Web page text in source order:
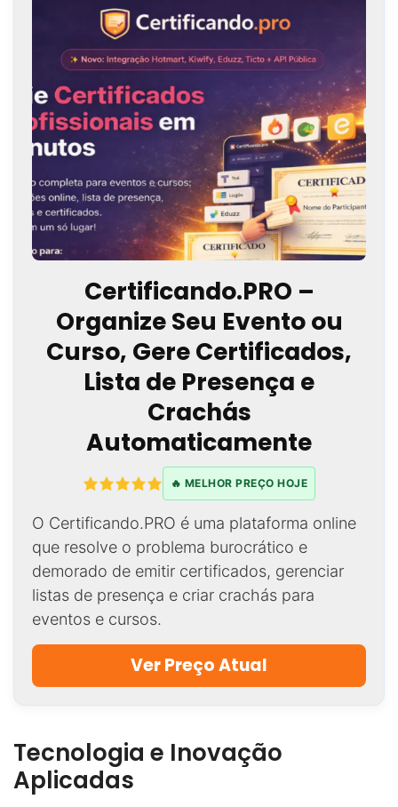
Certificando.PRO –
Organize Seu Evento ou
Curso, Gere Certificados,
Lista de Presença e
Crachás
Automaticamente
🔥 MELHOR PREÇO HOJE
O Certificando.PRO é uma plataforma online
que resolve o problema burocrático e
demorado de emitir certificados, gerenciar
listas de presença e criar crachás para
eventos e cursos.
Ver Preço Atual
Tecnologia e Inovação
Aplicadas